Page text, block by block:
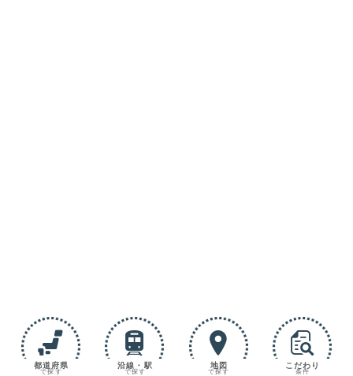
都道府県
で探す
沿線・駅
で探す
地図
で探す
こだわり
条件